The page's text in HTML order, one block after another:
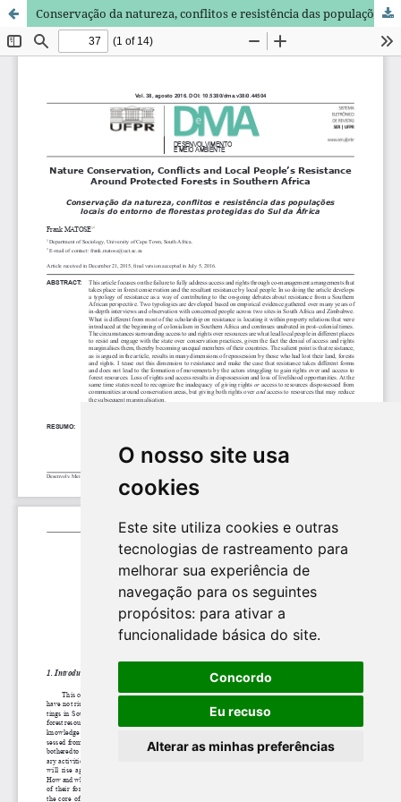
O nosso site usa
cookies
Este site utiliza cookies e outras
tecnologias de rastreamento para
melhorar sua experiência de
navegação para os seguintes
propósitos: para ativar a
funcionalidade básica do site.
Concordo
Eu recuso
Alterar as minhas preferências
Conservação da natureza, conflitos e resistência das populações locais do entorno de florestas protegidas do Sul da África